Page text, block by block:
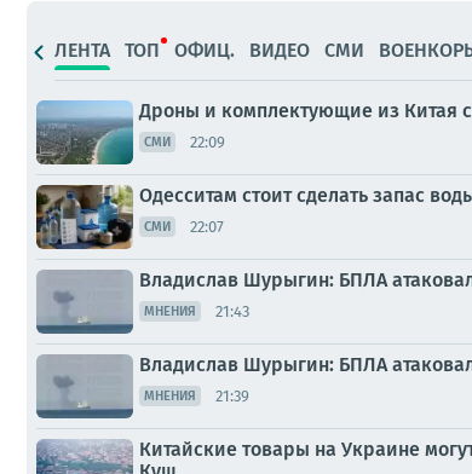
ЛЕНТА ТОП ОФИЦ. ВИДЕО СМИ
Дроны и комплектующие из Китая
СМИ 22:09
Одесситам стоит сделать запас
СМИ 22:07
Владислав Шурыгин: БПЛА
МНЕНИЯ 21:43
Владислав Шурыгин: БПЛА
МНЕНИЯ 21:39
Китайские товары на Украине